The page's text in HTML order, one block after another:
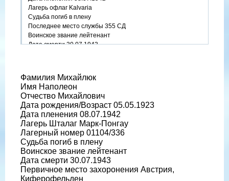
Лагерь офлаг Kalvaria
Судьба погиб в плену
Последнее место службы 355 СД
Воинское звание лейтенант
Дата смерти 30.07.1943
военнопленных офицеров
http://obd-memorial.ru/html/info.htm?id=272018078&page=2
Фамилия Михайлюк
Имя Наполеон
Отчество Михайлович
Дата рождения/Возраст 05.05.1923
Дата пленения 08.07.1942
Лагерь Шталаг Марк-Понгау
Лагерный номер 01104/336
Судьба погиб в плену
Воинское звание лейтенант
Дата смерти 30.07.1943
Первичное место захоронения Австрия,
Киферофельден